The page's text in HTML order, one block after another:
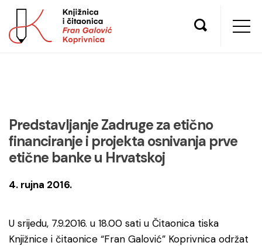
Predstavljanje Zadruge za etično
financiranje i projekta osnivanja prve
etične banke u Hrvatskoj
4. rujna 2016.
U srijedu, 7.9.2016. u 18.00 sati u Čitaonica tiska
Knjižnice i čitaonice “Fran Galović” Koprivnica održat